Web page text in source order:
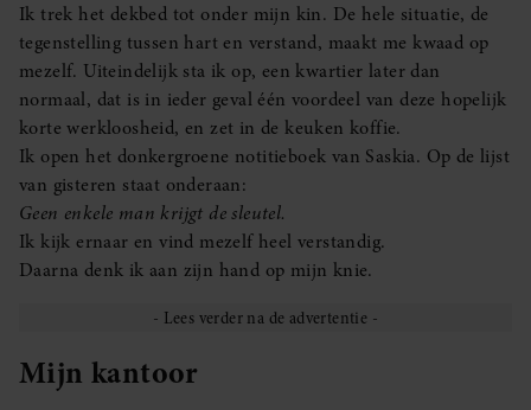
Ik trek het dekbed tot onder mijn kin. De hele situatie, de
tegenstelling tussen hart en verstand, maakt me kwaad op
mezelf. Uiteindelijk sta ik op, een kwartier later dan
normaal, dat is in ieder geval één voordeel van deze hopelijk
korte werkloosheid, en zet in de keuken koffie.
Ik open het donkergroene notitieboek van Saskia. Op de lijst
van gisteren staat onderaan:
Geen enkele man krijgt de sleutel.
Ik kijk ernaar en vind mezelf heel verstandig.
Daarna denk ik aan zijn hand op mijn knie.
Mijn kantoor